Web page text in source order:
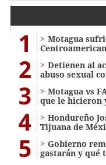
1
Motagua
2
Detienen al
abuso sexual
3
Motagua vs
que le hicieron
4
Hondureño
Tijuana de
5
Gobierno
gastarán y qué